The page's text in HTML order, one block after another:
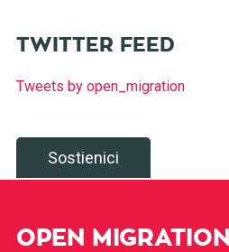
TWITTER FEED
Tweets by open_migration
Sostienici
OPEN MIGRATION